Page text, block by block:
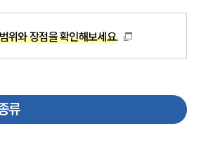
위와 장점을 확인해보세요.
류